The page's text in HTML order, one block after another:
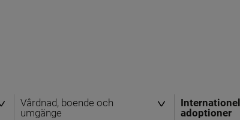
Vårdnad, boende och
umgänge
adoptioner